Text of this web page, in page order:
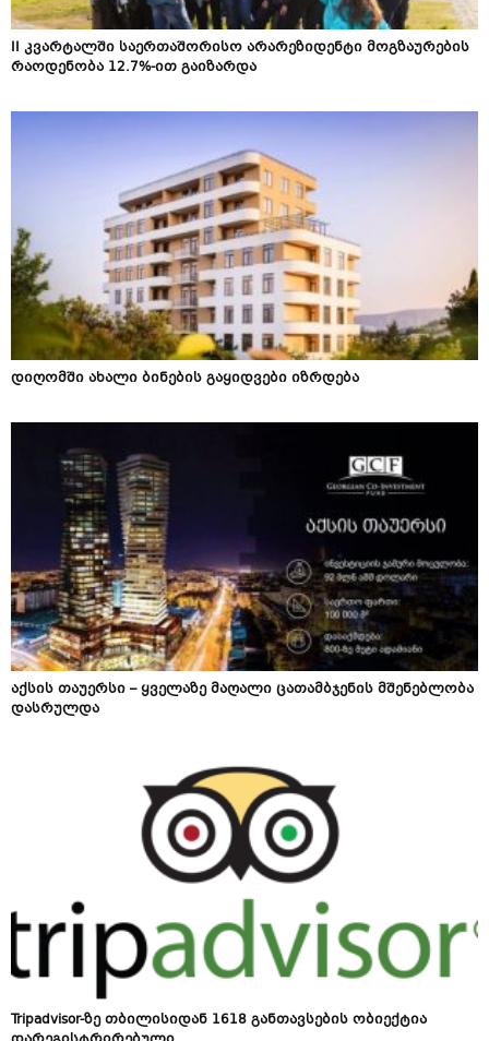
II კვარტალში საერთაშორისო არარეზიდენტი მოგზაურების
რაოდენობა 12.7%-ით გაიზარდა
დიღომში ახალი ბინების გაყიდვები იზრდება
აქსის თაუერსი – ყველაზე მაღალი ცათამბჯენის მშენებლობა
დასრულდა
Tripadvisor-ზე თბილისიდან 1618 განთავსების ობიექტია